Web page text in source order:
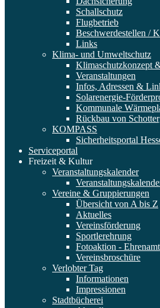
Schallschutz
Flugbetrieb
Beschwerdestellen /
Links
Klima- und Umweltschutz
Klimaschutzkonzept
Veranstaltungen
Infos, Adressen &
Solarenergie-
Kommunale
Rückbau von
KOMPASS
Sicherheitsportal
Serviceportal
Freizeit & Kultur
Veranstaltungskalender
Vereine & Gruppierungen
Übersicht von A bis Z
Aktuelles
Vereinsförderung
Sportlerehrung
Fotoaktion - Ehrenamt
Vereinsbroschüre
Verlobter Tag
Informationen
Impressionen
Stadtbücherei